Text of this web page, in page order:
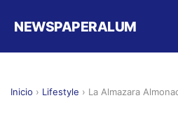
NEWSPAPERALUM
Inicio › Lifestyle › La Almazara